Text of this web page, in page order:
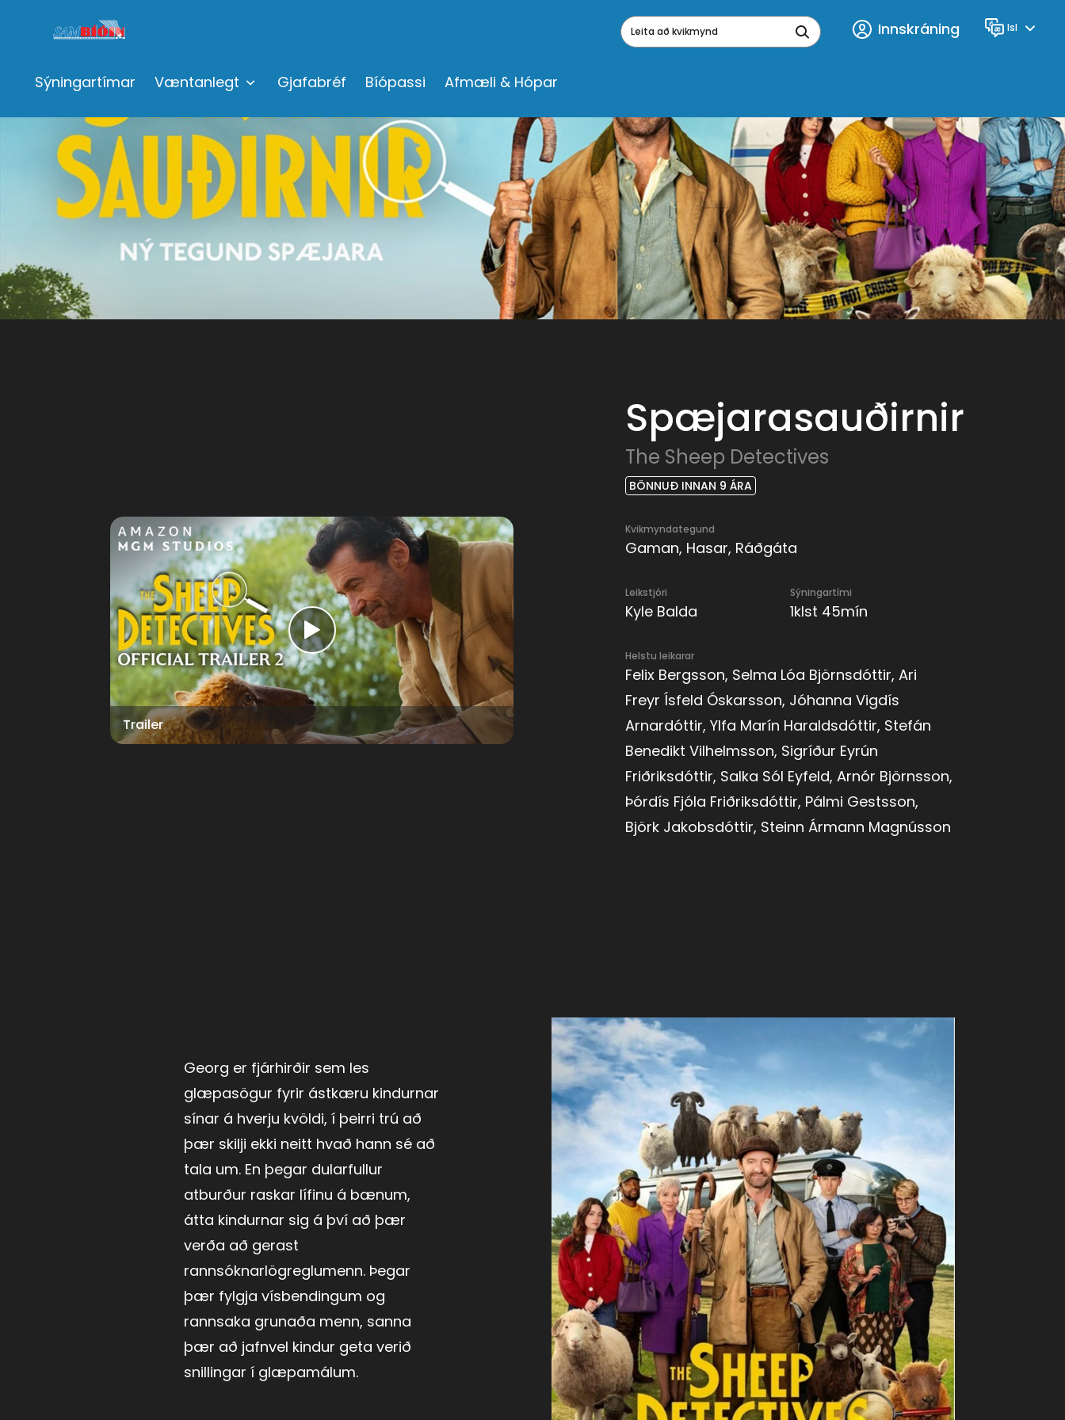
Sýningartímar Væntanlegt Gjafabréf Bíópassi Afmæli & Hópar
Leita að kvikmynd
Innskráning Tungumál
Isl
Spæjarasauðirnir
The Sheep Detectives
BÖNNUÐ INNAN 9 ÁRA
Kvikmyndategund
Gaman, Hasar, Ráðgáta
Leikstjóri
Kyle Balda
Sýningartími
1klst 45mín
Helstu leikarar
Felix Bergsson, Selma Lóa Björnsdóttir, Ari
Freyr Ísfeld Óskarsson, Jóhanna Vigdís
Arnardóttir, Ylfa Marín Haraldsdóttir, Stefán
Benedikt Vilhelmsson, Sigríður Eyrún
Friðriksdóttir, Salka Sól Eyfeld, Arnór Björnsson,
Þórdís Fjóla Friðriksdóttir, Pálmi Gestsson,
Björk Jakobsdóttir, Steinn Ármann Magnússon
Trailer
Georg er fjárhirðir sem les
glæpasögur fyrir ástkæru kindurnar
sínar á hverju kvöldi, í þeirri trú að
þær skilji ekki neitt hvað hann sé að
tala um. En þegar dularfullur
atburður raskar lífinu á bænum,
átta kindurnar sig á því að þær
verða að gerast
rannsóknarlögreglumenn. Þegar
þær fylgja vísbendingum og
rannsaka grunaða menn, sanna
þær að jafnvel kindur geta verið
snillingar í glæpamálum.